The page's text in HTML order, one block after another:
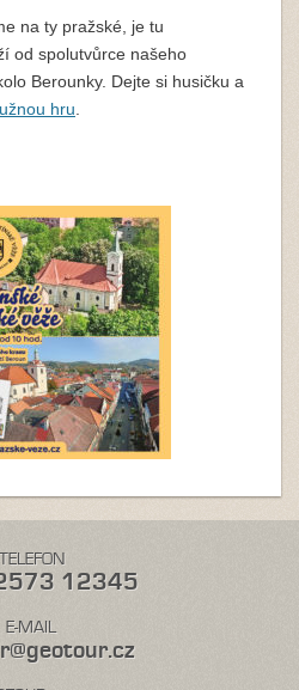
na ty pražské, je tu
od spolutvůrce našeho
Berounky. Dejte si husičku a
hru
TELEFON
12345
E-MAIL